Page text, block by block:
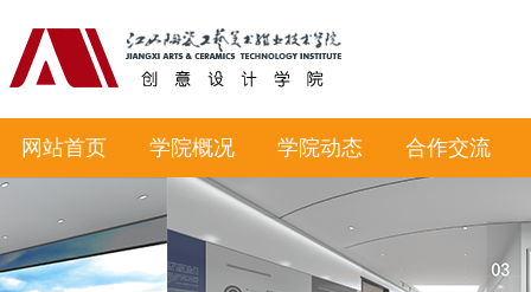
网站首页 学院概况 学院动态 合作交流